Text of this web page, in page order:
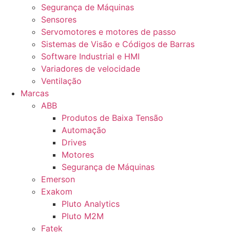
Segurança de Máquinas
Sensores
Servomotores e motores de passo
Sistemas de Visão e Códigos de Barras
Software Industrial e HMI
Variadores de velocidade
Ventilação
Marcas
ABB
Produtos de Baixa Tensão
Automação
Drives
Motores
Segurança de Máquinas
Emerson
Exakom
Pluto Analytics
Pluto M2M
Fatek